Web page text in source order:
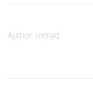
Author: merad